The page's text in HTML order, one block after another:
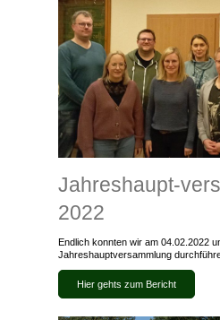
Jahreshaupt-
2022
Endlich konnten wir am 04.02.2022
Jahreshauptversammlung
Hier gehts zum Bericht